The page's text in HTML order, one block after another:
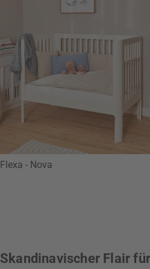
Flexa - Nova
Skandinavischer Flair